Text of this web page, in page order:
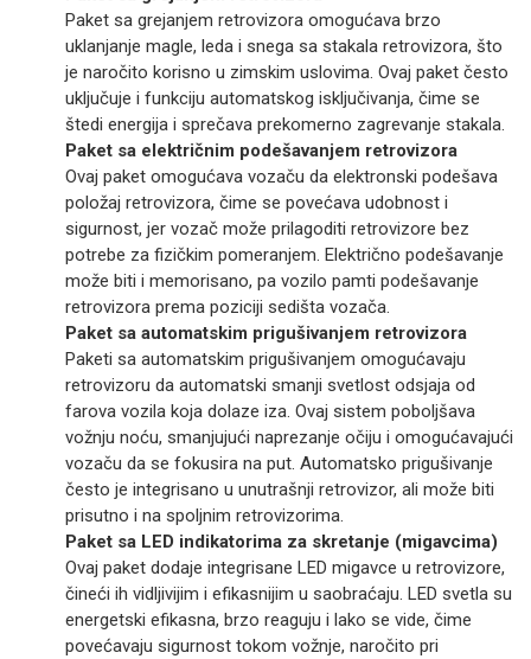
Paket sa grejanjem retrovizora omogućava brzo
uklanjanje magle, leda i snega sa stakala retrovizora, što
je naročito korisno u zimskim uslovima. Ovaj paket često
uključuje i funkciju automatskog isključivanja, čime se
štedi energija i sprečava prekomerno zagrevanje stakala.
Paket sa električnim podešavanjem retrovizora
Ovaj paket omogućava vozaču da elektronski podešava
položaj retrovizora, čime se povećava udobnost i
sigurnost, jer vozač može prilagoditi retrovizore bez
potrebe za fizičkim pomeranjem. Električno podešavanje
može biti i memorisano, pa vozilo pamti podešavanje
retrovizora prema poziciji sedišta vozača.
Paket sa automatskim prigušivanjem retrovizora
Paketi sa automatskim prigušivanjem omogućavaju
retrovizoru da automatski smanji svetlost odsjaja od
farova vozila koja dolaze iza. Ovaj sistem poboljšava
vožnju noću, smanjujući naprezanje očiju i omogućavajući
vozaču da se fokusira na put. Automatsko prigušivanje
često je integrisano u unutrašnji retrovizor, ali može biti
prisutno i na spoljnim retrovizorima.
Paket sa LED indikatorima za skretanje (migavcima)
Ovaj paket dodaje integrisane LED migavce u retrovizore,
čineći ih vidljivijim i efikasnijim u saobraćaju. LED svetla su
energetski efikasna, brzo reaguju i lako se vide, čime
povećavaju sigurnost tokom vožnje, naročito pri